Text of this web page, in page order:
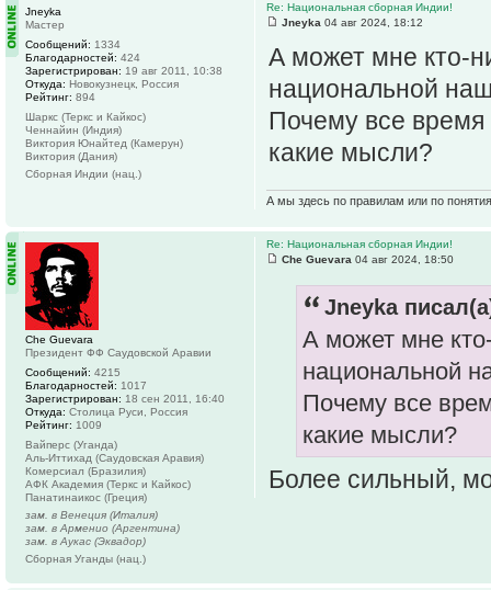
Re: Национальная сборная Индии!
Jneyka 04 авг 2024, 18:12
А может мне кто-
национальной
Почему все время
какие мысли?
А мы здесь по правилам или по
Jneyka
Мастер
Сообщений: 1334
Благодарностей: 424
Зарегистрирован: 19 авг 2011, 10:38
Откуда: Новокузнецк, Россия
Рейтинг: 894
Шаркс (Теркс и Кайкос)
Ченнайин (Индия)
Виктория Юнайтед (Камерун)
Виктория (Дания)
Сборная Индии (нац.)
Re: Национальная сборная Индии!
Che Guevara 04 авг 2024, 18:50
Jneyka
А может мне
национальной
Почему все
какие мысли?
Более сильный,
Che Guevara
Президент ФФ Саудовской Аравии
Сообщений: 4215
Благодарностей: 1017
Зарегистрирован: 18 сен 2011, 16:40
Откуда: Столица Руси, Россия
Рейтинг: 1009
Вайперс (Уганда)
Аль-Иттихад (Саудовская Аравия)
Комерсиал (Бразилия)
АФК Академия (Теркс и Кайкос)
Панатинаикос (Греция)
зам. в Венеция (Италия)
зам. в Арменио (Аргентина)
зам. в Аукас (Эквадор)
Сборная Уганды (нац.)